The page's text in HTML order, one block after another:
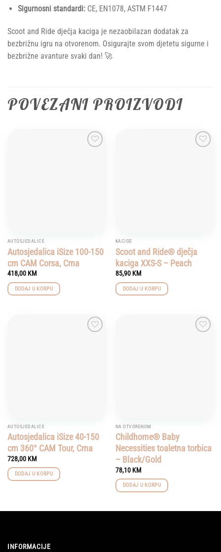
Sigurnosni standardi:CE, EN1078, ASTM F1447
Scoot and Ride dječja kaciga je nezaobilazan dodatak za
bezbrižnu igru na otvorenom. Osigurajte svom djetetu sigurne i
bezbrižne avanture svaki dan! 🚀
POVEZANI PROIZVODI
AUTOSJEDALICE
Autosjedalica iSize 100-150
cm CAM Corsa, Crna
418,00 KM
DODAJ U KORPU
KACIGE
Scoot and Ride® dječja
kaciga XXS-S – Peach
85,90 KM
DODAJ U KORPU
AUTOSJEDALICE
Autosjedalica iSize 40-150
cm 360° CAM Tour, Crna
728,00 KM
DODAJ U KORPU
NA OTVORENOM
Childhome® Baby
Necessities toaletna torbica
– Black/Gold
78,10 KM
DODAJ U KORPU
INFORMACIJE